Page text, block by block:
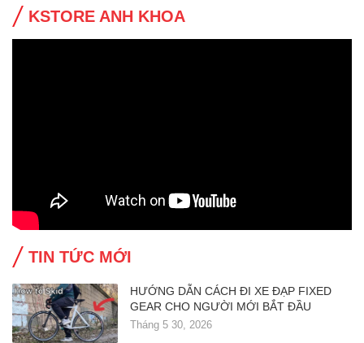
KSTORE ANH KHOA
TIN TỨC MỚI
HƯỚNG DẪN CÁCH ĐI XE ĐẠP FIXED
GEAR CHO NGƯỜI MỚI BẮT ĐẦU
Tháng 5 30, 2026